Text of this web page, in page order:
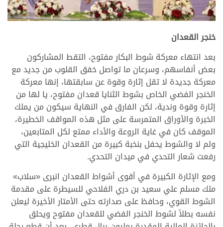
خنجر القعدان
بعد انتهاء معركة شوط البكار مفتوح، التقط المشاركون
بعض أنفاسهم، وسرعان ما تواصل خفق القلوب من جديد مع
معركة جديدة لا تقل إثارة وقوة عن سابقتها، إنها معركة
الخنجر الفضي الخاص بشوط الثنايا قعدان مفتوح، يا لها من
إثارة وقوة وندية، لكن الفارق في النهاية سيكون من يملك
الخبرة والأوراق المتمرسة على مثل هذه المواقف الخطيرة،
الموقف كان في غاية الروعة والأداء ممتع لكل المتابعين،
ولم لا والشوط يحفل بنخبة كبيرة من القعدان الخليجية التي
رفعت شعار التحدي في ميدان التحدي.
ومع الإثارة الكبيرة في أقوى أشواط القعدان انبرى «سلاب»
ملك مسلم علي سعيد بن دري الفلاحي للسيطرة على مقدمة
الشوط القوي، وحافظ على صدارته حتى الأمتار الأخيرة ليعلن
نفسه بطلاً لشوط الخنجر الفضي للقعدان مفتوح ويحلق